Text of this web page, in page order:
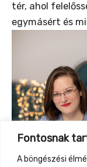
Fontosnak
A böngészési
tér, ahol
egymásért és